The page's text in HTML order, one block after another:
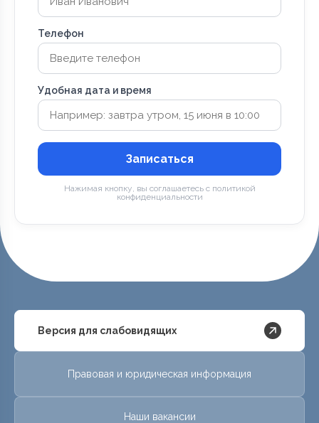
Телефон
Удобная дата и время
Записаться
Нажимая кнопку, вы соглашаетесь с политикой
конфиденциальности
Версия для слабовидящих
Правовая и юридическая информация
Наши вакансии